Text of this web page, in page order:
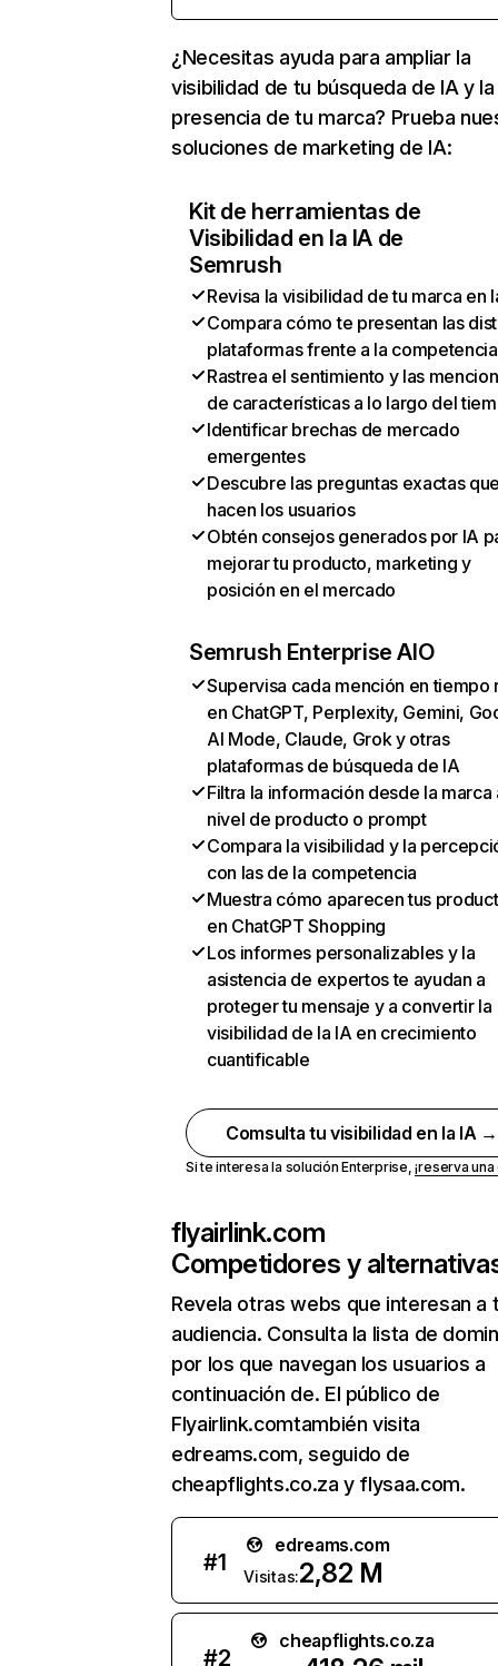
¿Necesitas ayuda para ampliar la
visibilidad de tu búsqueda de IA y la
presencia de tu marca? Prueba
soluciones de marketing de IA:
Kit de herramientas de
Visibilidad en la IA de
Semrush
Revisa la visibilidad de tu marca en
Compara cómo te presentan las
plataformas frente a la competencia
Rastrea el sentimiento y las
de características a lo largo del
Identificar brechas de mercado
emergentes
Descubre las preguntas exactas
hacen los usuarios
Obtén consejos generados por IA
mejorar tu producto, marketing y
posición en el mercado
Semrush Enterprise AIO
Supervisa cada mención en tiempo
en ChatGPT, Perplexity, Gemini,
AI Mode, Claude, Grok y otras
plataformas de búsqueda de IA
Filtra la información desde la marca
nivel de producto o prompt
Compara la visibilidad y la
con las de la competencia
Muestra cómo aparecen tus
en ChatGPT Shopping
Los informes personalizables y la
asistencia de expertos te ayudan a
proteger tu mensaje y a convertir la
visibilidad de la IA en crecimiento
cuantificable
Comsulta tu visibilidad en la IA →
Si te interesa la solución Enterprise,¡reserva
flyairlink.com
Competidores y
Revela otras webs que interesan a
audiencia. Consulta la lista de
por los que navegan los usuarios a
continuación de. El público de
Flyairlink.comtambién visita
edreams.com, seguido de
cheapflights.co.za y flysaa.com.
#1
edreams.com
Visitas:2,82 M
#2
cheapflights.co.za